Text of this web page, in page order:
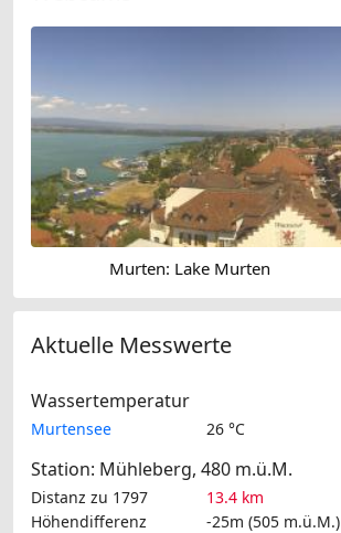
Murten: Lake Murten
Aktuelle Messwerte
Wassertemperatur
Murtensee 26 °C
Station: Mühleberg, 480 m.ü.M.
Distanz zu 1797
13.4 km
Höhendifferenz
-25m (505 m.ü.M.)